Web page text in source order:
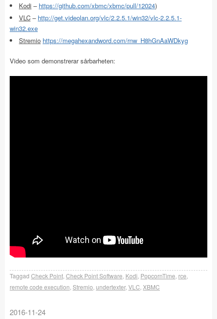
Kodi – https://github.com/xbmc/xbmc/pull/12024)
VLC – http://get.videolan.org/vlc/2.2.5.1/win32/vlc-2.2.5.1-
win32.exe
Stremio https://megahexandword.com/rnw_H8hGnAaWDkyg
Video som demonstrerar sårbarheten:
Taggad Check Point Check Point Software Kodi PopcornTime rce
remote code execution Stremio undertexter, VLC XBMC
2016-11-24